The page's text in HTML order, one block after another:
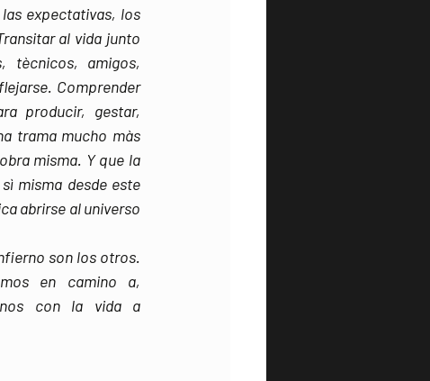
expectativas, los
al vida junto
tècnicos, amigos,
Comprender
producir, gestar,
trama mucho màs
misma. Y que la
misma desde este
abrirse al universo
son los otros.
en camino a,
con la vida a